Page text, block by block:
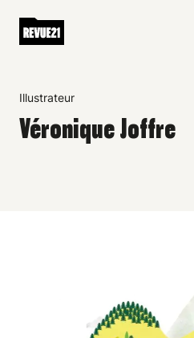
Illustrateur
Véronique Joffre